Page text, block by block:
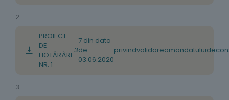
2.
PROIECT
DE
HOTĂRÂRE
NR. 1
3
7 din data
de
03.06.2020
privindvalidareamandatuluide
3.